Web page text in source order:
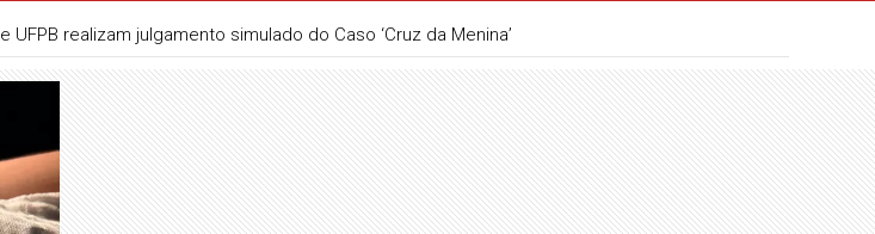
UFPB realizam julgamento simulado do Caso ‘Cruz da Menina’